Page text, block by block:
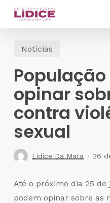
Skip
contentNotícias
opinar
contra
sexual
Lídice Da Mata 26
Até o próximo dia 25 de
podem opinar sobre as